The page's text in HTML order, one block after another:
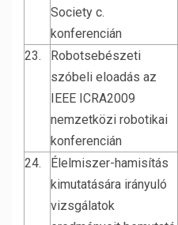
Society c.
konferencián
23.
Robotsebészeti
szóbeli eloadás az
IEEE ICRA2009
nemzetközi robotikai
konferencián
24.
Élelmiszer-hamisítás
kimutatására irányuló
vizsgálatok